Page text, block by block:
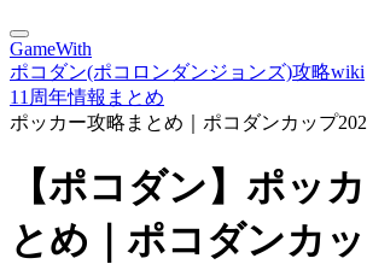
GameWith
ポコダン(ポコロンダンジョンズ)攻略wiki
11周年情報まとめ
ポッカー攻略まとめ｜ポコダンカップ
【ポコダン】ポッ
とめ｜ポコダンカ